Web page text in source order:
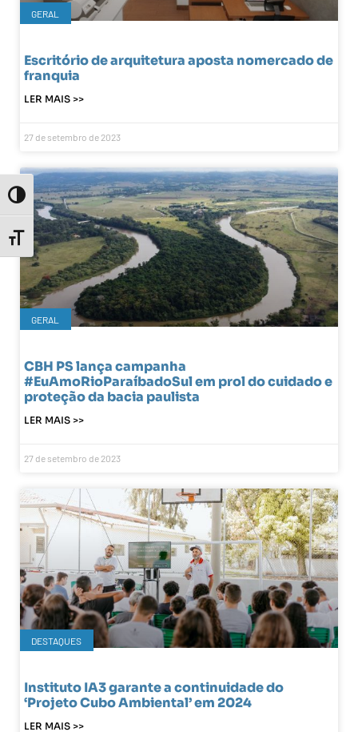
Toggle High Contrast
Toggle Font size
GERAL
Escritório de arquitetura aposta nomercado de
franquia
LER MAIS >>
27 de setembro de 2023
GERAL
CBH PS lança campanha
#EuAmoRioParaíbadoSul em prol do cuidado e
proteção da bacia paulista
LER MAIS >>
27 de setembro de 2023
DESTAQUES
Instituto IA3 garante a continuidade do
‘Projeto Cubo Ambiental’ em 2024
LER MAIS >>